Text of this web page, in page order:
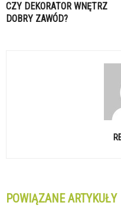
CZY DEKORATOR WNĘTRZ
DOBRY ZAWÓD?
POWIĄZANE ARTYKUŁY